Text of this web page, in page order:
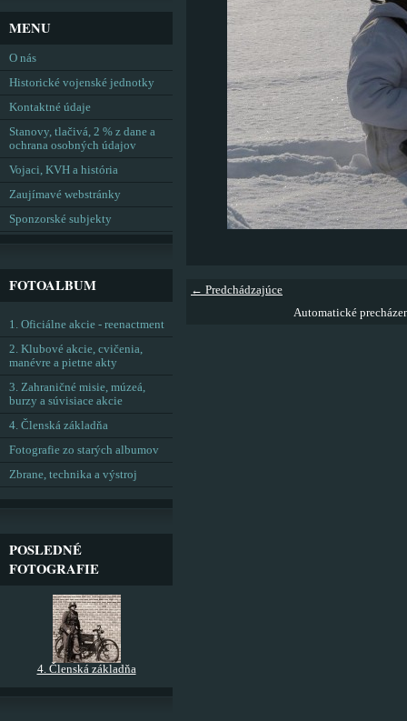
← Predchádzajúce
Automatické
MENU
O nás
Historické vojenské jednotky
Kontaktné údaje
Stanovy, tlačivá, 2 % z dane a
ochrana osobných údajov
Vojaci, KVH a história
Zaujímavé webstránky
Sponzorské subjekty
FOTOALBUM
1. Oficiálne akcie - reenactment
2. Klubové akcie, cvičenia,
manévre a pietne akty
3. Zahraničné misie, múzeá,
burzy a súvisiace akcie
4. Členská základňa
Fotografie zo starých albumov
Zbrane, technika a výstroj
POSLEDNÉ
FOTOGRAFIE
4. Členská základňa